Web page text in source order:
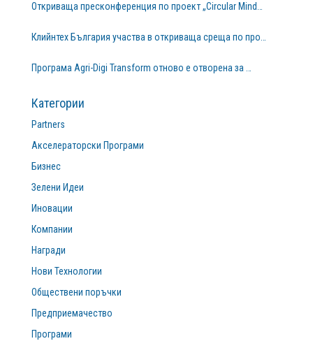
Откриваща пресконференция по проект „Circular Mind…
Клийнтех България участва в откриваща среща по про…
Програма Agri-Digi Transform отново е отворена за …
Категории
Partners
Акселераторски Програми
Бизнес
Зелени Идеи
Иновации
Компании
Награди
Нови Технологии
Обществени поръчки
Предприемачество
Програми